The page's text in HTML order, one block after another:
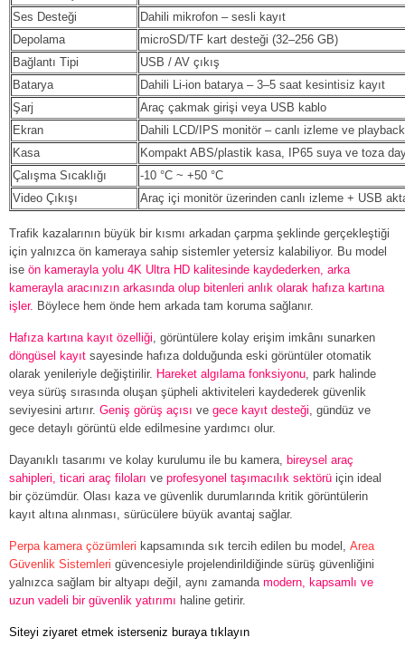
Ses Desteği
Dahili mikrofon – sesli kayıt
Depolama
microSD/TF kart desteği (32–256 GB)
Bağlantı Tipi
USB / AV çıkış
Batarya
Dahili Li-ion batarya – 3–5 saat kesintisiz kayıt
Şarj
Araç çakmak girişi veya USB kablo
Ekran
Dahili LCD/IPS monitör – canlı izleme ve playback
Kasa
Kompakt ABS/plastik kasa, IP65 suya ve toza
Çalışma Sıcaklığı
-10 °C ~ +50 °C
Video Çıkışı
Araç içi monitör üzerinden canlı izleme + USB
Trafik kazalarının büyük bir kısmı arkadan çarpma şeklinde gerçekleştiği
için yalnızca ön kameraya sahip sistemler yetersiz kalabiliyor. Bu model
ise ön kamerayla yolu 4K Ultra HD kalitesinde kaydederken arka
kamerayla aracınızın arkasında olup bitenleri anlık olarak hafıza kartına
işler. Böylece hem önde hem arkada tam koruma sağlanır.
Hafıza kartına kayıt özelliği , görüntülere kolay erişim imkânı sunarken
döngüsel kayıt sayesinde hafıza dolduğunda eski görüntüler otomatik
olarak yenileriyle değiştirilir. Hareket algılama fonksiyonu , park halinde
veya sürüş sırasında oluşan şüpheli aktiviteleri kaydederek güvenlik
seviyesini artırır. Geniş görüş açısı ve gece kayıt desteği , gündüz ve
gece detaylı görüntü elde edilmesine yardımcı olur.
Dayanıklı tasarımı ve kolay kurulumu ile bu kamera, bireysel araç
sahipleri, ticari araç filoları ve profesyonel taşımacılık sektörü için ideal
bir çözümdür. Olası kaza ve güvenlik durumlarında kritik görüntülerin
kayıt altına alınması, sürücülere büyük avantaj sağlar.
Perpa kamera çözümleri kapsamında sık tercih edilen bu model, Area
Güvenlik Sistemleri güvencesiyle projelendirildiğinde sürüş güvenliğini
yalnızca sağlam bir altyapı değil, aynı zamanda modern, kapsamlı ve
uzun vadeli bir güvenlik yatırımı haline getirir.
Siteyi ziyaret etmek isterseniz buraya tıklayın